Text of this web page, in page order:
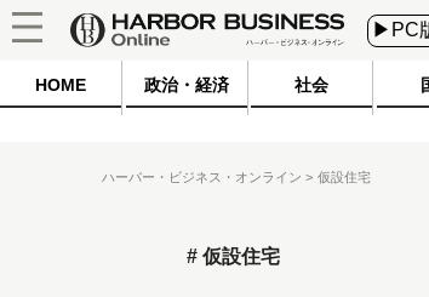
▶PC
HOME 政治・経済 社会
ハーバー・ビジネス・オンライン 仮設住宅
仮設住宅